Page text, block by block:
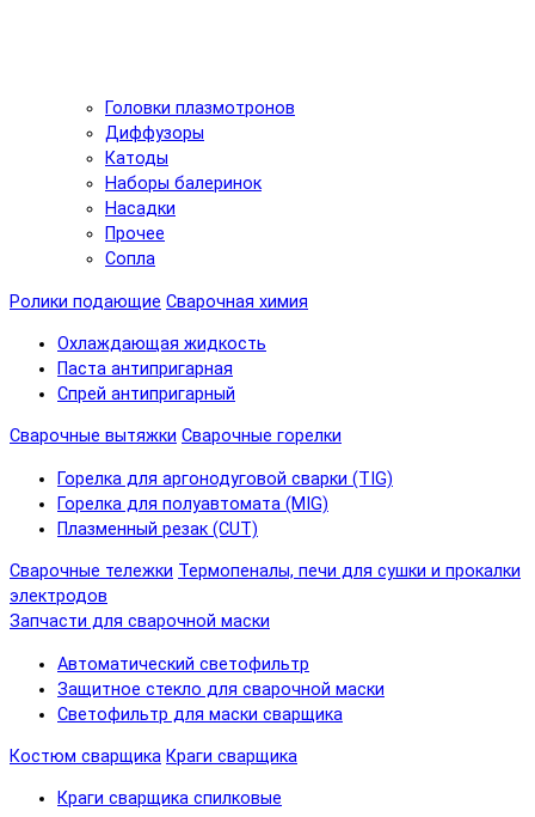
Головки плазмотронов
Диффузоры
Катоды
Наборы балеринок
Насадки
Прочее
Сопла
Ролики подающие Сварочная химия
Охлаждающая жидкость
Паста антипригарная
Спрей антипригарный
Сварочные вытяжки Сварочные горелки
Горелка для аргонодуговой сварки (TIG)
Горелка для полуавтомата (MIG)
Плазменный резак (CUT)
Сварочные тележки Термопеналы, печи для сушки и прокалки
электродов
Запчасти для сварочной маски
Автоматический светофильтр
Защитное стекло для сварочной маски
Светофильтр для маски сварщика
Костюм сварщика Краги сварщика
Краги сварщика спилковые